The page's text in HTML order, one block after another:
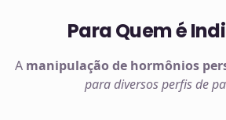
Para Quem é
A manipulação de hormônios
para diversos perfis de